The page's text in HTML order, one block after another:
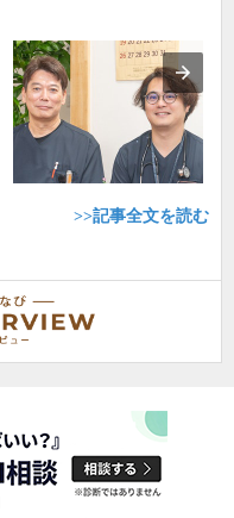
>>記事全文を読む